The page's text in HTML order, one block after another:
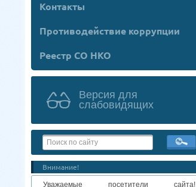
Контакты
Противодействие коррупции
Реестр СО НКО
Версия для
слабовидящих
Внимание!
Уважаемые посетители сайта!